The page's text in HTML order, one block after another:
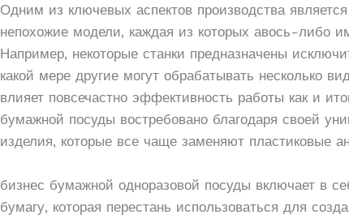
Одним из ключевых аспектов производства
непохожие модели, каждая из которых авось-либо
Например, некоторые станки предназначены
какой мере другие могут обрабатывать несколько
влияет повсечастно эффективность работы как и
бумажной посуды востребовано благодаря своей
изделия, которые все чаще заменяют пластиковые
бизнес бумажной одноразовой посуды включает в
бумагу, которая перестань использоваться для